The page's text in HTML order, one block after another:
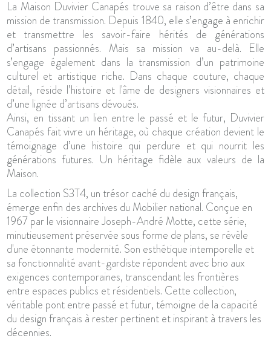
La Maison Duvivier Canapés trouve sa raison d’être dans sa
mission de transmission. Depuis 1840, elle s’engage à enrichir
et transmettre les savoir-faire hérités de générations
d’artisans passionnés. Mais sa mission va au-delà. Elle
s’engage également dans la transmission d’un patrimoine
culturel et artistique riche. Dans chaque couture, chaque
détail, réside l’histoire et l'âme de designers visionnaires et
d’une lignée d’artisans dévoués.
Ainsi, en tissant un lien entre le passé et le futur, Duvivier
Canapés fait vivre un héritage, où chaque création devient le
témoignage d’une histoire qui perdure et qui nourrit les
générations futures. Un héritage fidèle aux valeurs de la
Maison.
La collection S3T4, un trésor caché du design français,
émerge enfin des archives du Mobilier national. Conçue en
1967 par le visionnaire Joseph-André Motte, cette série,
minutieusement préservée sous forme de plans, se révèle
d'une étonnante modernité. Son esthétique intemporelle et
sa fonctionnalité avant-gardiste répondent avec brio aux
exigences contemporaines, transcendant les frontières
entre espaces publics et résidentiels. Cette collection,
véritable pont entre passé et futur, témoigne de la capacité
du design français à rester pertinent et inspirant à travers les
décennies.